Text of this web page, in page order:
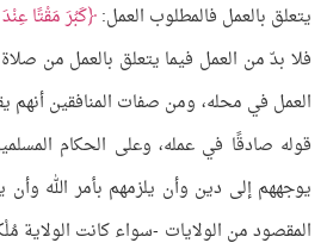
يتعلق بالعمل فالمطلوب العمل: كَبُرَ مَقْتًا
فلا بدّ من العمل فيما يتعلق بالعمل من
العمل في محله، ومن صفات المنافقين أنهم
قوله صادقًا في عمله، وعلى الحكام
يوجههم إلى دين وأن يلزمهم بأمر الله وأن
المقصود من الولايات -سواء كانت الولاية